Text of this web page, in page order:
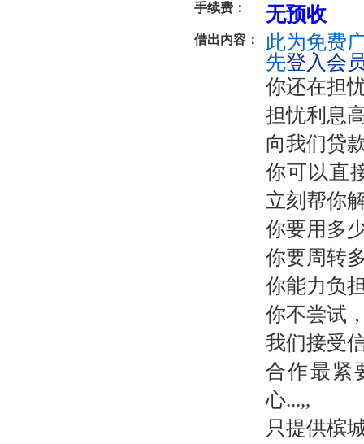
手续费： 无预收
借出内容：
此为免费
先登入会
你还在担
担忧利息
向我们贷
你可以直
立刻帮你
你要用多
你要周转
你能力负
你不尝试
我们接受
合作最紧
心...,,
只提供槟